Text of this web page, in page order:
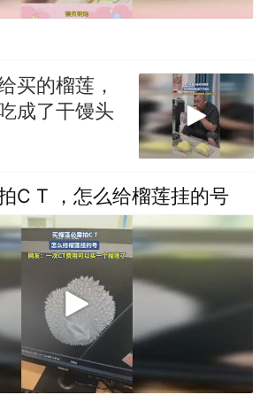
买的榴莲，
成了干馒头
C T ，怎么给榴莲挂的号